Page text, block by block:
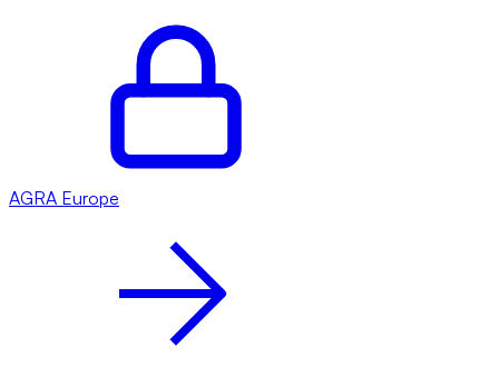
AGRA Europe